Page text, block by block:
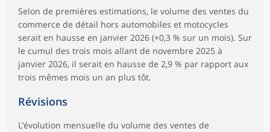
Selon de premières estimations, le volume des ventes du
commerce de détail hors automobiles et motocycles
serait en hausse en janvier 2026 (+0,3 % sur un mois). Sur
le cumul des trois mois allant de novembre 2025 à
janvier 2026, il serait en hausse de 2,9 % par rapport aux
trois mêmes mois un an plus tôt.
Révisions
L’évolution mensuelle du volume des ventes de